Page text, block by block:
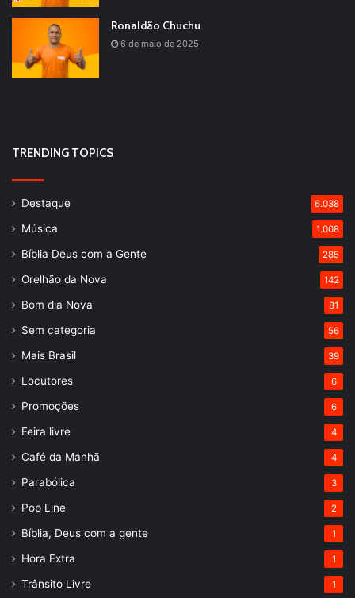
Ronaldão Chuchu
6 de maio de 2025
TRENDING TOPICS
Destaque 6.038
Música 1.008
Bíblia Deus com a Gente 285
Orelhão da Nova 142
Bom dia Nova 81
Sem categoria 56
Mais Brasil 39
Locutores 6
Promoções 6
Feira livre 4
Café da Manhã 4
Parabólica 3
Pop Line 2
Bíblia, Deus com a gente 1
Hora Extra 1
Trânsito Livre 1